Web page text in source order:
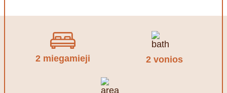
2 miegamieji 2 vonios